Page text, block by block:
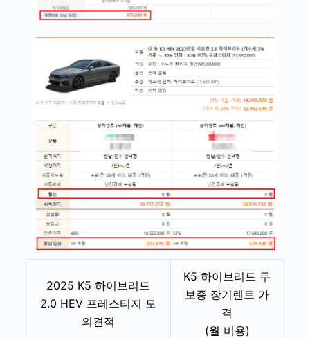
2025 K5 하이브리드
2.0 HEV 프레스티지 모
의견적
K5 하이브리드 무
보증 장기렌트 가
격
(월 비용)